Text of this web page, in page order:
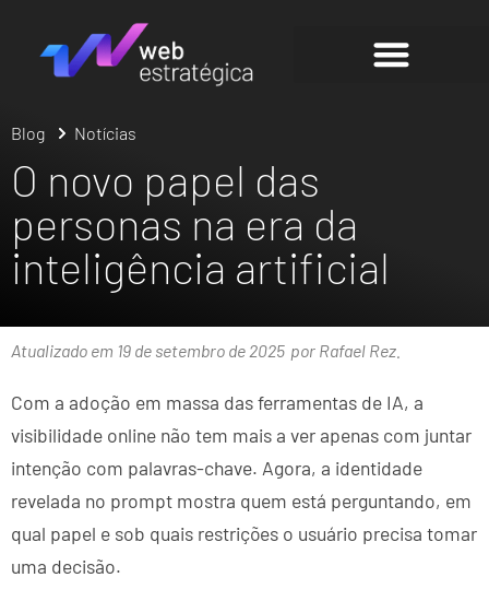
Blog Notícias
O novo papel das
personas na era da
inteligência artificial
Atualizado em 19 de setembro de 2025 por Rafael Rez.
Com a adoção em massa das ferramentas de IA, a
visibilidade online não tem mais a ver apenas com juntar
intenção com palavras-chave. Agora, a identidade
revelada no prompt mostra quem está perguntando, em
qual papel e sob quais restrições o usuário precisa tomar
uma decisão.